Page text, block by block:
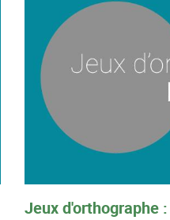
Jeux d'orthographe